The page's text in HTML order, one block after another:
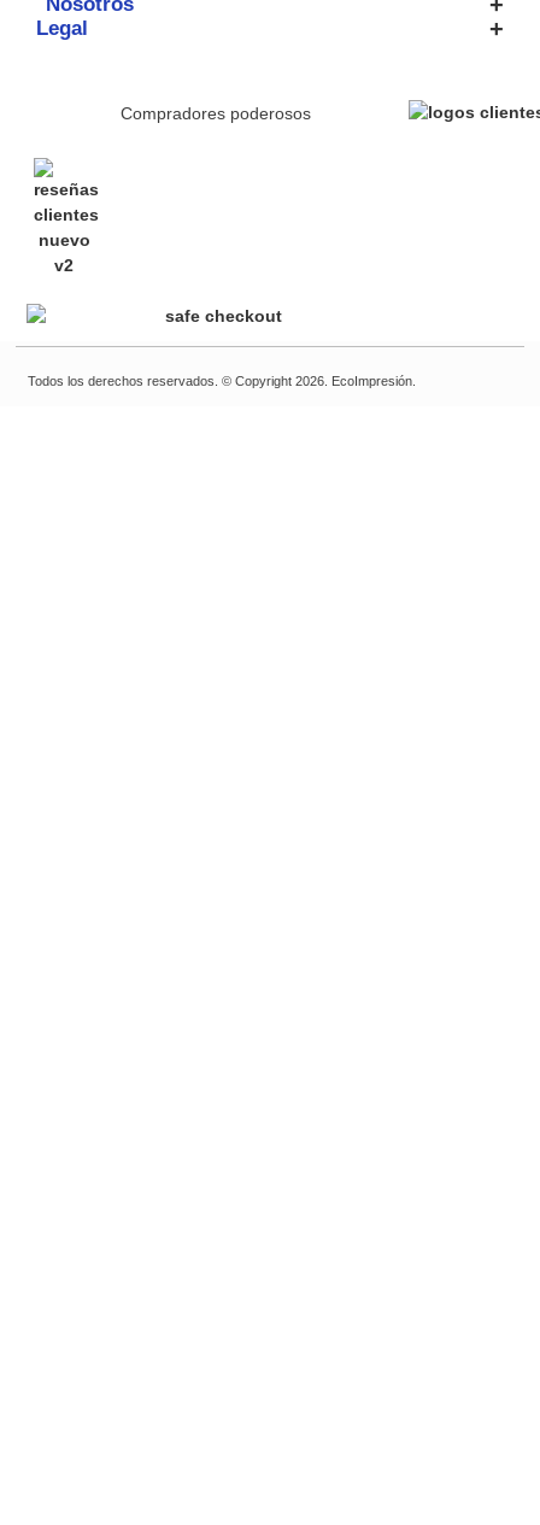
Nosotros
Legal
Compradores poderosos
Todos los derechos reservados. © Copyright 2026. EcoImpresión.